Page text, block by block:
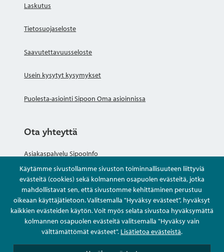
Käytämme sivustollamme sivuston toiminnallisuuteen liittyviä
evästeitä (cookies) sekä kolmannen osapuolen evästeitä, jotka
mahdollistavat sen, että sivustomme kehittäminen perustuu
oikeaan käyttäjätietoon. Valitsemalla "Hyväksy evästeet", hyväksyt
kaikkien evästeiden käytön. Voit myös selata sivustoa hyväksymättä
kolmannen osapuolen evästeitä valitsemalla "Hyväksy vain
välttämättömät evästeet". Lisätietoa evästeistä.
Laskutus
Tietosuojaseloste
Saavutettavuusseloste
Usein kysytyt kysymykset
Puolesta-asiointi Sipoon Oma asioinnissa
Ota yhteyttä
Asiakaspalvelu SipooInfo
Anna palautetta nimettömästi
Kysy tai asioi
Yhteystiedot